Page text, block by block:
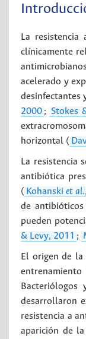
La
clínicamente
acelerado y
desinfectantes
2000 ; Stokes
horizontal (
La resistencia
antibiótica
( Kohanskiet al
de antibióticos
pueden
& Levy, 2011 ;
El origen de
desarrollaron
resistencia a
aparición de